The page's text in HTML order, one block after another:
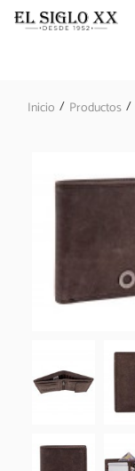
Inicio / Productos /